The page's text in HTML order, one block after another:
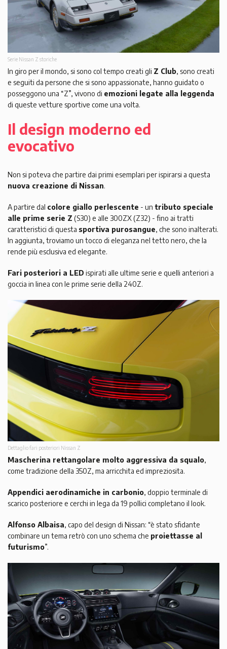
Serie Nissan Z storiche
In giro per il mondo, si sono col tempo creati gli Z Club, sono creati
e seguiti da persone che si sono appassionate, hanno guidato o
posseggono una “Z”, vivono di emozioni legate alla leggenda
di queste vetture sportive come una volta.
Il design moderno ed
evocativo
Non si poteva che partire dai primi esemplari per ispirarsi a questa
nuova creazione di Nissan.
A partire dal colore giallo perlescente - un tributo speciale
alle prime serie Z (S30) e alle 300ZX (Z32) - fino ai tratti
caratteristici di questa sportiva purosangue, che sono inalterati.
In aggiunta, troviamo un tocco di eleganza nel tetto nero, che la
rende più esclusiva ed elegante.
Fari posteriori a LED ispirati alle ultime serie e quelli anteriori a
goccia in linea con le prime serie della 240Z.
Dettaglio fari posteriori Nissan Z
Mascherina rettangolare molto aggressiva da squalo,
come tradizione della 350Z, ma arricchita ed impreziosita.
Appendici aerodinamiche in carbonio, doppio terminale di
scarico posteriore e cerchi in lega da 19 pollici completano il look.
Alfonso Albaisa, capo del design di Nissan: “è stato sfidante
combinare un tema retrò con uno schema che proiettasse al
futurismo”.